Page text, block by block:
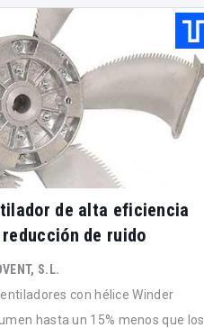
de alta eficiencia
de ruido
S.L.
con hélice Winder
hasta un 15% menos que los